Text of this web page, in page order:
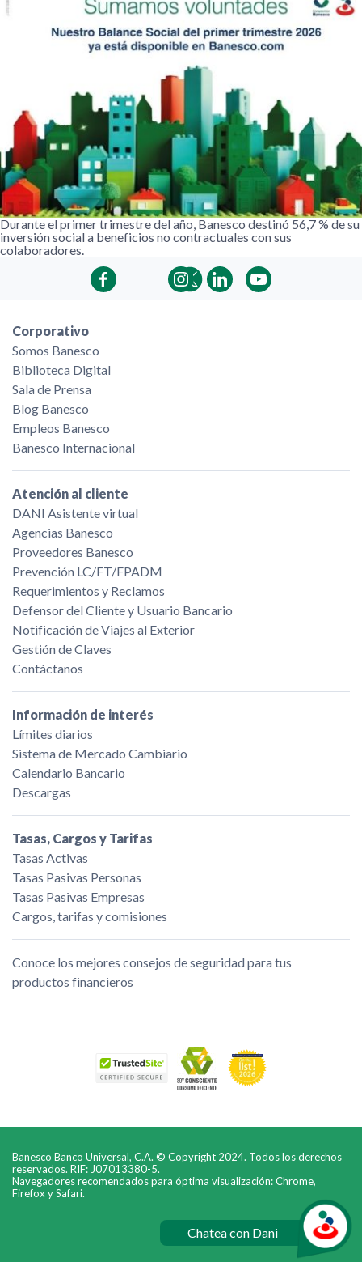
Durante el primer trimestre del año, Banesco destinó 56,7 % de su
inversión social a beneficios no contractuales con sus
colaboradores.
Corporativo
Somos Banesco
Biblioteca Digital
Sala de Prensa
Blog Banesco
Empleos Banesco
Banesco Internacional
Atención al cliente
DANI Asistente virtual
Agencias Banesco
Proveedores Banesco
Prevención LC/FT/FPADM
Requerimientos y Reclamos
Defensor del Cliente y Usuario Bancario
Notificación de Viajes al Exterior
Gestión de Claves
Contáctanos
Información de interés
Límites diarios
Sistema de Mercado Cambiario
Calendario Bancario
Descargas
Tasas, Cargos y Tarifas
Tasas Activas
Tasas Pasivas Personas
Tasas Pasivas Empresas
Cargos, tarifas y comisiones
Conoce los mejores consejos de seguridad para tus
productos financieros
Banesco Banco Universal, C.A. © Copyright 2024. Todos los derechos
reservados. RIF: J07013380-5.
Navegadores recomendados para óptima visualización: Chrome,
Firefox y Safari.
Chatea con Dani